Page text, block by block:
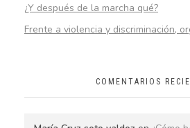
¿Y después de la marcha qué?
Frente a violencia y discriminación,
COMENTARIOS